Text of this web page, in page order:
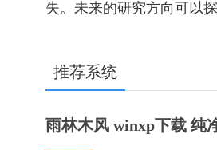
失。未来的研究方向可以
推荐系统
雨林木风 winxp下载 纯